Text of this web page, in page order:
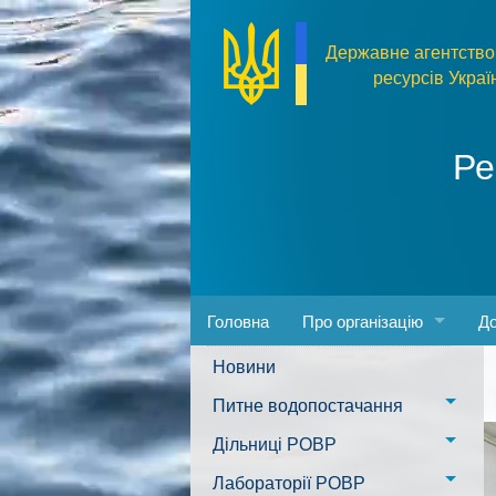
Перейти до основного матеріалу
Державне
ресурсів
Головна Про організацію
Адреса та розпорядок
Новини
Питне водопостачання
м. Миколаїв
Казанківська ТГ
Дільниці РОВР
Новоодеська дільниця –
Лабораторії РОВР